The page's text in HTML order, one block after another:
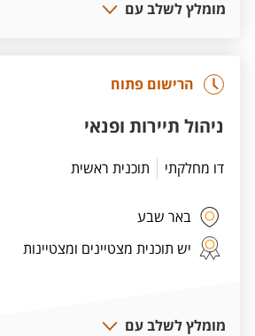
מומלץ לשלב עם
הרישום פתוח
ניהול תיירות ופנאי
דו מחלקתי תוכנית ראשית
באר שבע
יש תוכנית מצטיינים ומצטיינות
מומלץ לשלב עם